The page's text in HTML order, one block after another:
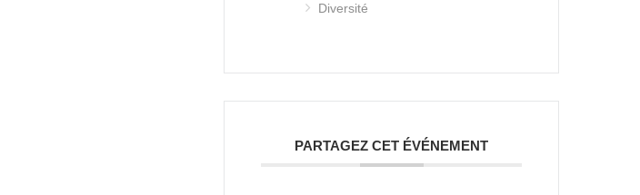
Diversité
PARTAGEZ CET ÉVÉNEMENT